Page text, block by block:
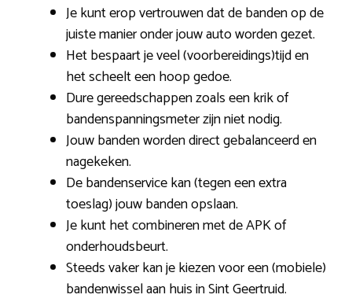
Je kunt erop vertrouwen dat de banden op de
juiste manier onder jouw auto worden gezet.
Het bespaart je veel (voorbereidings)tijd en
het scheelt een hoop gedoe.
Dure gereedschappen zoals een krik of
bandenspanningsmeter zijn niet nodig.
Jouw banden worden direct gebalanceerd en
nagekeken.
De bandenservice kan (tegen een extra
toeslag) jouw banden opslaan.
Je kunt het combineren met de APK of
onderhoudsbeurt.
Steeds vaker kan je kiezen voor een (mobiele)
bandenwissel aan huis in Sint Geertruid.